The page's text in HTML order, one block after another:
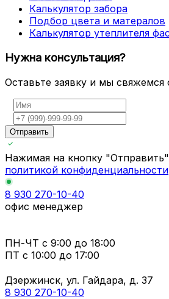
Калькулятор забора
Подбор цвета и матералов
Калькулятор утеплителя
Нужна консультация?
Оставьте заявку и мы свяжемся
Отправить
Нажимая на кнопку
политикой конфиденциальности
8 930 270-10-40
офис менеджер
ПН-ЧТ с 9:00 до 18:00
ПТ с 10:00 до 17:00
Дзержинск, ул. Гайдара, д. 37
8 930 270-10-40